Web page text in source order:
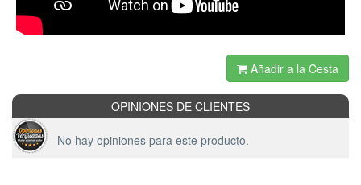
Añadir a la Cesta
OPINIONES DE CLIENTES
No hay opiniones para este producto.